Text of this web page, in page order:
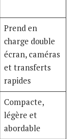
Prend en
charge double
écran, caméras
et transferts
rapides
Compacte,
légère et
abordable